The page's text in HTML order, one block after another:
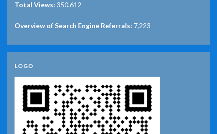
Total Views: 350,612
Overview of Search Engine Referrals: 7,223
LOGO